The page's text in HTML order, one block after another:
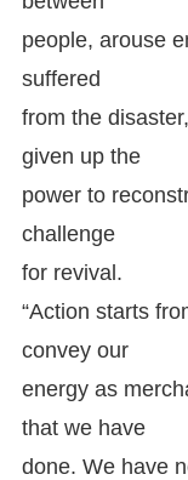
people, arouse
suffered
from the
given up the
power to
challenge
for revival.
“Action starts
convey our
energy as
that we have
done. We have